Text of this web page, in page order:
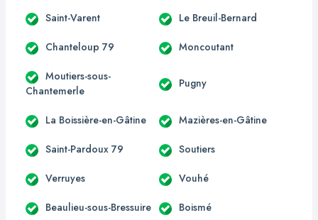
Saint-Varent Le Breuil-Bernard
Chanteloup 79 Moncoutant
Moutiers-sous-
Chantemerle
Pugny
La Boissière-en-Gâtine Mazières-en-Gâtine
Saint-Pardoux 79 Soutiers
Verruyes Vouhé
Beaulieu-sous-Bressuire Boismé